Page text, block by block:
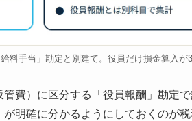
料手当」勘定と別建て。役員だけ損金算入が
費）に区分する「役員報酬」勘定
明確に分かるようにしておくのが